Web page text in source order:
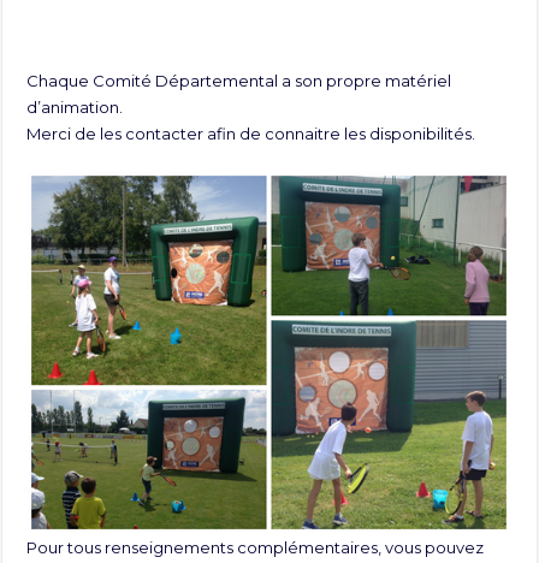
Chaque Comité Départemental a son propre matériel
d’animation.
Merci de les contacter afin de connaitre les disponibilités.
Pour tous renseignements complémentaires, vous pouvez